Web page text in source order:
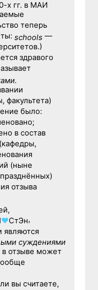
х гг. в МАИ
теперь
schools —
здравого
факультета)
было:
в состав
(ныне
отзыва
♥СтЭн,
являются
суждениями
отзыве может
вы считаете,